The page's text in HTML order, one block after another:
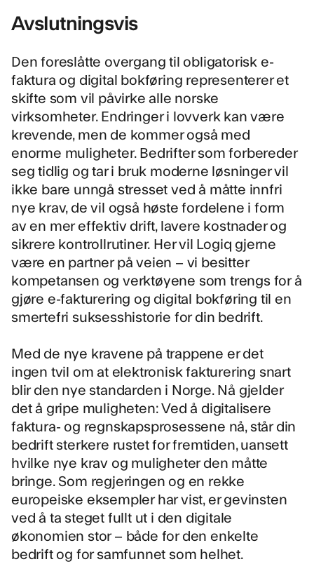
Avslutningsvis
Den foreslåtte overgang til obligatorisk e-
faktura og digital bokføring representerer et
skifte som vil påvirke alle norske
virksomheter. Endringer i lovverk kan være
krevende, men de kommer også med
enorme muligheter. Bedrifter som forbereder
seg tidlig og tar i bruk moderne løsninger vil
ikke bare unngå stresset ved å måtte innfri
nye krav, de vil også høste fordelene i form
av en mer effektiv drift, lavere kostnader og
sikrere kontrollrutiner. Her vil Logiq gjerne
være en partner på veien – vi besitter
kompetansen og verktøyene som trengs for å
gjøre e-fakturering og digital bokføring til en
smertefri suksesshistorie for din bedrift.
Med de nye kravene på trappene er det
ingen tvil om at elektronisk fakturering snart
blir den nye standarden i Norge. Nå gjelder
det å gripe muligheten: Ved å digitalisere
faktura- og regnskapsprosessene nå, står din
bedrift sterkere rustet for fremtiden, uansett
hvilke nye krav og muligheter den måtte
bringe. Som regjeringen og en rekke
europeiske eksempler har vist, er gevinsten
ved å ta steget fullt ut i den digitale
økonomien stor – både for den enkelte
bedrift og for samfunnet som helhet.